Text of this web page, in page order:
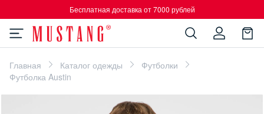
Бесплатная доставка от 7000 рублей
Главная Каталог одежды
Футболки
Футболка Austin